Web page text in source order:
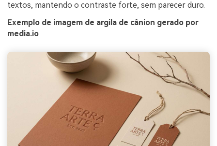
textos, mantendo o contraste forte, sem parecer duro.
Exemplo de imagem de argila de cânion gerado por
media.io